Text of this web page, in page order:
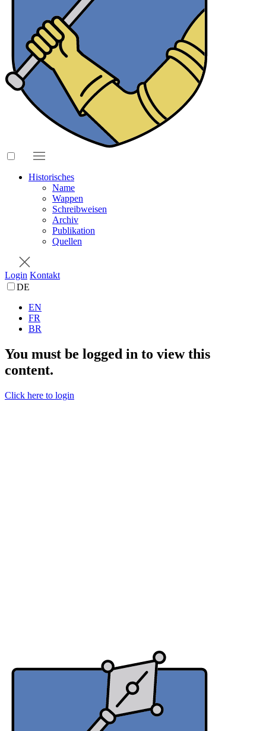
Historisches
Name
Wappen
Schreibweisen
Archiv
Publikation
Quellen
Login Kontakt
DE
EN
FR
BR
You must be logged in to view this
content.
Click here to login